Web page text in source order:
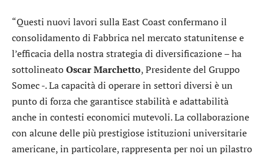
“Questi nuovi lavori sulla East Coast confermano il
consolidamento di Fabbrica nel mercato statunitense e
l’efficacia della nostra strategia di diversificazione – ha
sottolineatoOscarMarchetto, Presidente del Gruppo
Somec -. La capacità di operare in settori diversi è un
punto di forza che garantisce stabilità e adattabilità
anche in contesti economici mutevoli. La collaborazione
con alcune delle più prestigiose istituzioni universitarie
americane, in particolare, rappresenta per noi un pilastro